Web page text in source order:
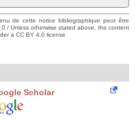
de cette notice bibliographique peut être
/ Unless otherwise stated above, the content
a CC BY 4.0 license
Scholar